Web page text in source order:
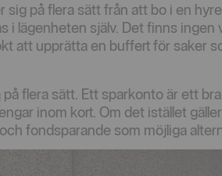
sig på flera sätt från att bo i en
i lägenheten själv. Det finns
att upprätta en buffert för saker
på flera sätt. Ett sparkonto är ett
inom kort. Om det istället
fondsparande som möjliga